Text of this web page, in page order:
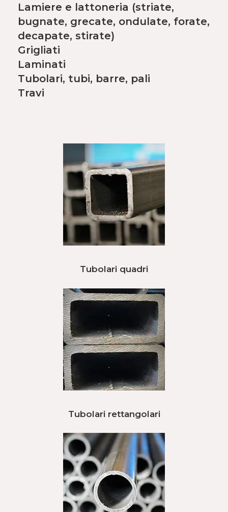
Lamiere e lattoneria (striate,
bugnate, grecate, ondulate, forate,
decapate, stirate)
Grigliati
Laminati
Tubolari, tubi, barre, pali
Travi
Tubolari quadri
Tubolari rettangolari